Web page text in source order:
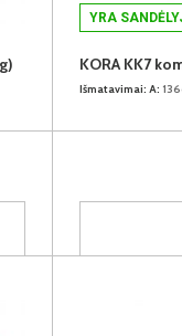
YRA
KORA KK7
Išmatavimai: A: